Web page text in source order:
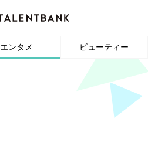
エンタメ ビューティー